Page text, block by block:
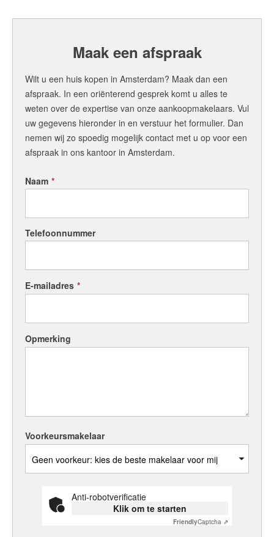
Maak een afspraak
Wilt u een huis kopen in Amsterdam? Maak dan een
afspraak. In een oriënterend gesprek komt u alles te
weten over de expertise van onze aankoopmakelaars. Vul
uw gegevens hieronder in en verstuur het formulier. Dan
nemen wij zo spoedig mogelijk contact met u op voor een
afspraak in ons kantoor in Amsterdam.
Naam *
Telefoonnummer
E-mailadres *
Opmerking
Voorkeursmakelaar
Anti-robotverificatie
Klik om te starten
FriendlyCaptcha ⇗